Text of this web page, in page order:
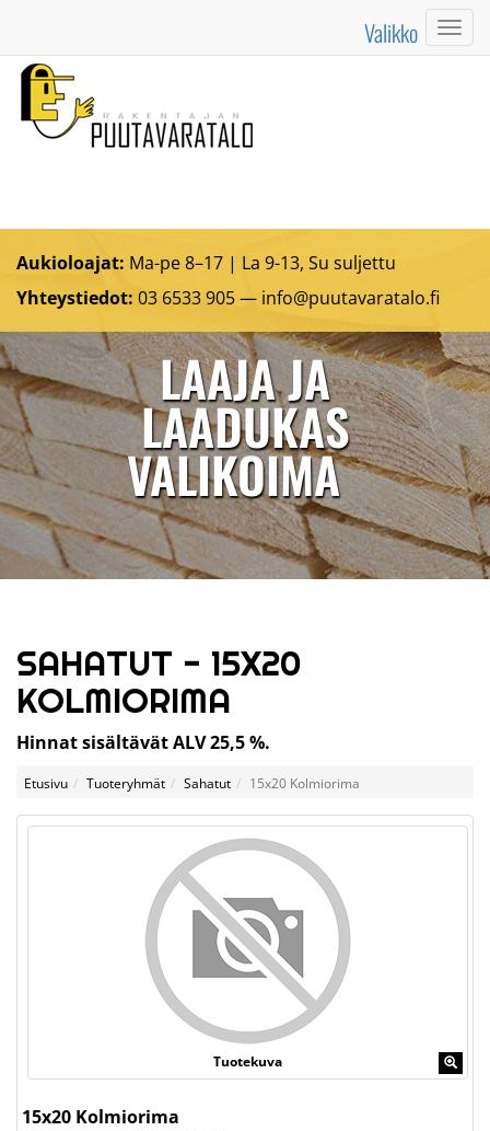
Valikko
Aukioloajat: Ma-pe 8–17 | La 9-13, Su suljettu
Yhteystiedot: 03 6533 905 — info@puutavaratalo.fi
LAAJA JA
LAADUKAS
VALIKOIMA
SAHATUT - 15X20
KOLMIORIMA
Hinnat sisältävät ALV 25,5 %.
Etusivu Tuoteryhmät Sahatut 15x20 Kolmiorima
Tuotekuva
15x20 Kolmiorima